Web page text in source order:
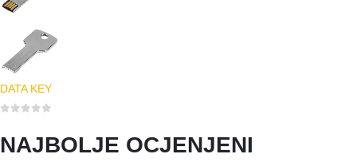
DATA KEY
NAJBOLJE OCJENJENI